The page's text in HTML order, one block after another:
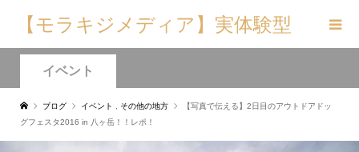
【モラキジメディア】実体験型
の犬メディア&トリーツ専門店
イベント
ブログ イベント その他の地方
【写真で伝える】2日目のアウトドアドッ
グフェスタ2016 in 八ヶ岳！！レポ！